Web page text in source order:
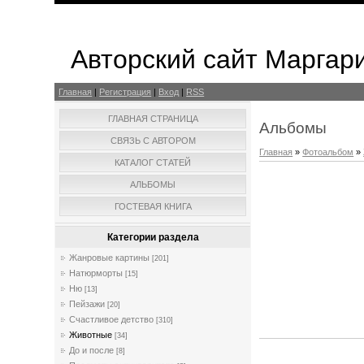
Авторский сайт
Главная | Регистрация | Вход | RSS
ГЛАВНАЯ СТРАНИЦА
СВЯЗЬ С АВТОРОМ
КАТАЛОГ СТАТЕЙ
АЛЬБОМЫ
ГОСТЕВАЯ КНИГА
Категории раздела
Жанровые картины [201]
Натюрморты [15]
Ню [13]
Пейзажи [20]
Счастливое детство [310]
Животные [34]
До и после [8]
Альбомы
Главная »Фотоальбом »